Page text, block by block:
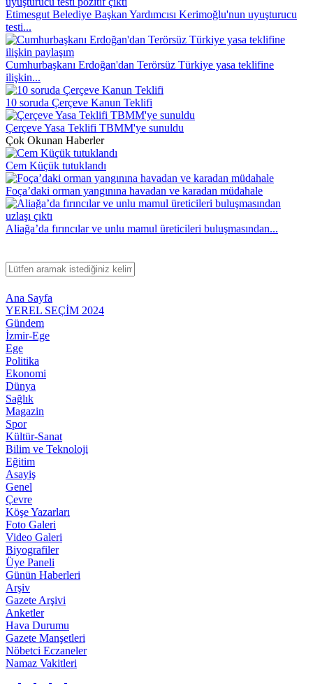
Etimesgut Belediye Başkan Yardımcısı Kerimoğlu'nun uyuşturucu
testi...
Cumhurbaşkanı Erdoğan'dan Terörsüz Türkiye yasa teklifine
ilişkin...
10 soruda Çerçeve Kanun Teklifi
Çerçeve Yasa Teklifi TBMM'ye sunuldu
Çok Okunan Haberler
Cem Küçük tutuklandı
Foça’daki orman yangınına havadan ve karadan müdahale
Aliağa’da fırıncılar ve unlu mamul üreticileri buluşmasından...
Ana Sayfa
YEREL SEÇİM 2024
Gündem
İzmir-Ege
Ege
Politika
Ekonomi
Dünya
Sağlık
Magazin
Spor
Kültür-Sanat
Bilim ve Teknoloji
Eğitim
Asayiş
Genel
Çevre
Köşe Yazarları
Foto Galeri
Video Galeri
Biyografiler
Üye Paneli
Günün Haberleri
Arşiv
Gazete Arşivi
Anketler
Hava Durumu
Gazete Manşetleri
Nöbetci Eczaneler
Namaz Vakitleri